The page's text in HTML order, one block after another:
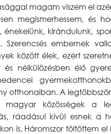
magam viszem el
megismerhessem, és
énekelünk, kirándulunk,
Szerencsés embernek
között élek, ezért
és nélkülözésben élő
otthonaiban. A
magyar közösségek a
ráadásul kívül esnek a
is. Háromszor töltöttem